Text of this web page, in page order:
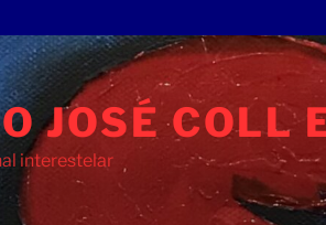
JOSÉ COLL
interestelar